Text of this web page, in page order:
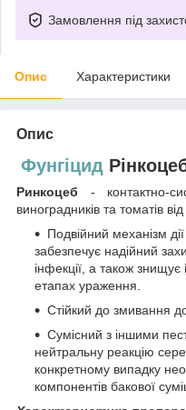
Замовлення під
Опис Характеристики
Опис
Фунгіцид
Ринкоцеб - контактно-
виноградників та томатів
Подвійний механізм
забезпечує надійний
інфекції, а також
етапах ураження.
Стійкий до змивання
Сумісний з іншими
нейтральну реакцію
конкретному випадку
компонентів бакової